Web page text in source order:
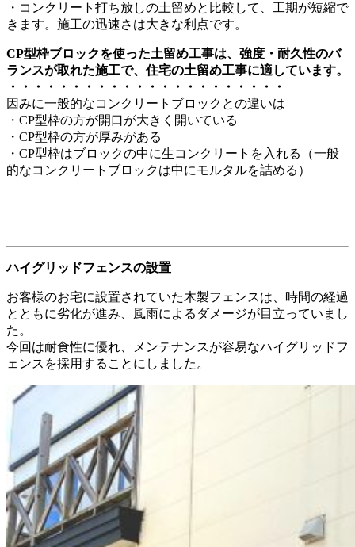
・コンクリート打ち放しの土留めと比較して、工期が短縮で
きます。施工の迅速さは大きな利点です。
CP型枠ブロックを使った土留め工事は、強度・耐久性のバ
ランスが取れた施工で、住宅の土留め工事に適しています。
・・・・・・・・・・・・・・・・・・・・・・
因みに一般的なコンクリートブロックとの違いは
・CP型枠の方が開口が大きく開いている
・CP型枠の方が厚みがある
・CP型枠はブロックの中に生コンクリートを入れる（一般
的なコンクリートブロックは中にモルタルを詰める）
ハイグリッドフェンスの設置
お客様のお宅に設置されていた木製フェンスは、時間の経過
とともに劣化が進み、風雨によるダメージが目立っていまし
た。
今回は耐食性に優れ、メンテナンスが容易なハイグリッドフ
ェンスを採用することにしました。